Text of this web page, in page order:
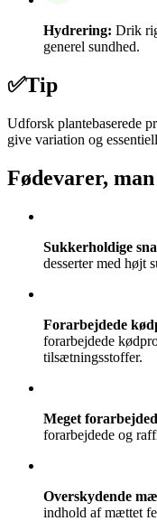
Hydrering: Drik
generel sundhed.
✅Tip
Udforsk plantebaserede
give variation og
Fødevarer,
Sukkerholdige
desserter med højt
Forarbejdede
forarbejdede
tilsætningsstoffer.
Meget
forarbejdede og
Overskydende
indhold af mættet